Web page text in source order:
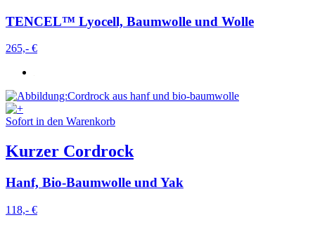
TENCEL™ Lyocell, Baumwolle und Wolle
265,- €
Sofort in den Warenkorb
Kurzer Cordrock
Hanf, Bio-Baumwolle und Yak
118,- €